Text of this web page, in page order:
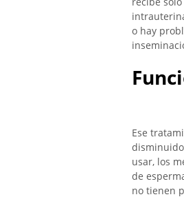
o hay
Ese
usar, los
de
no tienen